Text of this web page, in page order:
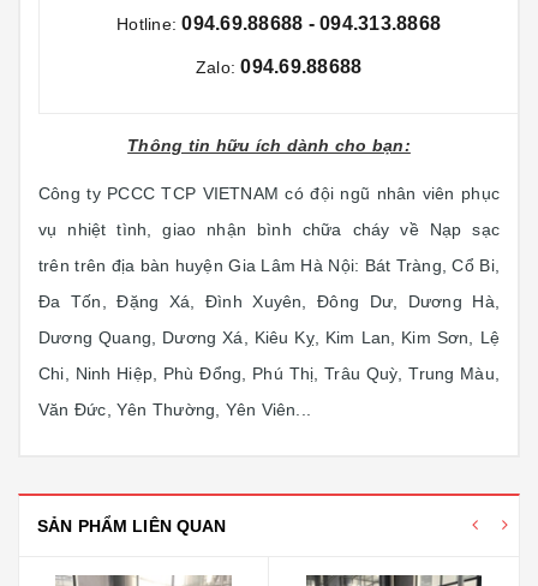
Hotline:094.69.88688 - 094.313.8868
Zalo:094.69.88688
Thông tin hữu ích dành cho bạn:
Công ty PCCC TCP VIETNAM có đội ngũ nhân viên phục
vụ nhiệt tình, giao nhận bình chữa cháy về Nạp sạc
trên trên địa bàn huyện Gia Lâm Hà Nội: Bát Tràng, Cổ Bi,
Đa Tốn, Đặng Xá, Đình Xuyên, Đông Dư, Dương Hà,
Dương Quang, Dương Xá, Kiêu Kỵ, Kim Lan, Kim Sơn, Lệ
Chi, Ninh Hiệp, Phù Đổng, Phú Thị, Trâu Quỳ, Trung Màu,
Văn Đức, Yên Thường, Yên Viên...
SẢN PHẨM LIÊN QUAN